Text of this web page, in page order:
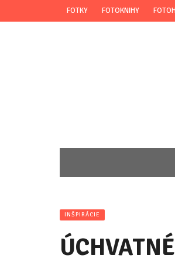
FOTKY FOTOKNIHY
INŠPIRÁCIE